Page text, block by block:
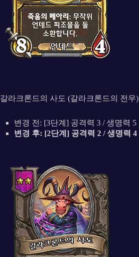
갈라크론드의 사도 (갈라크론드의 전우)
변경 전: [3단계] 공격력 3 / 생명력 5
변경 후: [2단계] 공격력 2 / 생명력 4